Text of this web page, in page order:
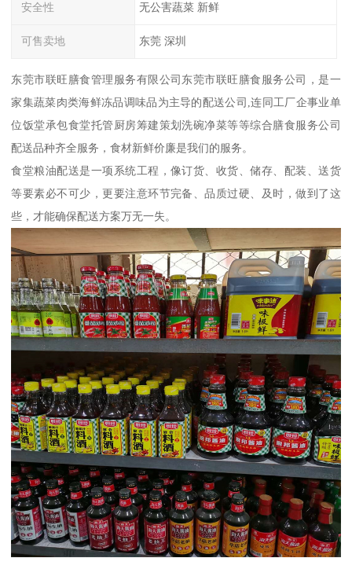
安全性 无公害蔬菜 新鲜
可售卖地 东莞 深圳
东莞市联旺膳食管理服务有限公司东莞市联旺膳食服务公司，是一
家集蔬菜肉类海鲜冻品调味品为主导的配送公司,连同工厂企事业单
位饭堂承包食堂托管厨房筹建策划洗碗净菜等等综合膳食服务公司
配送品种齐全服务，食材新鲜价廉是我们的服务。
食堂粮油配送是一项系统工程，像订货、收货、储存、配装、送货
等要素必不可少，更要注意环节完备、品质过硬、及时，做到了这
些，才能确保配送方案万无一失。